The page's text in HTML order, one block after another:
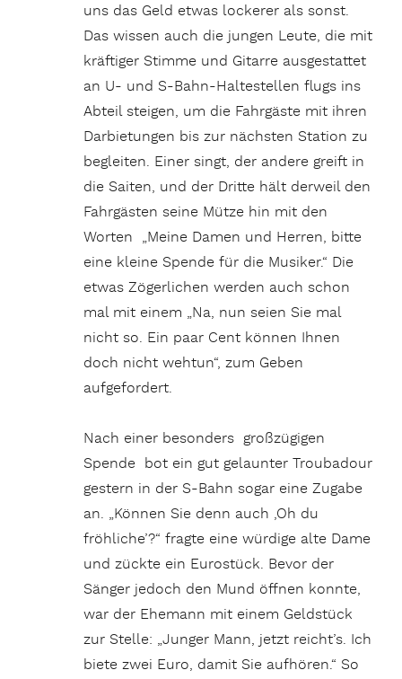
uns das Geld etwas lockerer als sonst.
Das wissen auch die jungen Leute, die mit
kräftiger Stimme und Gitarre ausgestattet
an U- und S-Bahn-Haltestellen flugs ins
Abteil steigen, um die Fahrgäste mit ihren
Darbietungen bis zur nächsten Station zu
begleiten. Einer singt, der andere greift in
die Saiten, und der Dritte hält derweil den
Fahrgästen seine Mütze hin mit den
Worten „Meine Damen und Herren, bitte
eine kleine Spende für die Musiker.“ Die
etwas Zögerlichen werden auch schon
mal mit einem „Na, nun seien Sie mal
nicht so. Ein paar Cent können Ihnen
doch nicht wehtun“, zum Geben
aufgefordert.
Nach einer besonders großzügigen
Spende bot ein gut gelaunter Troubadour
gestern in der S-Bahn sogar eine Zugabe
an. „Können Sie denn auch ‚Oh du
fröhliche’?“ fragte eine würdige alte Dame
und zückte ein Eurostück. Bevor der
Sänger jedoch den Mund öffnen konnte,
war der Ehemann mit einem Geldstück
zur Stelle: „Junger Mann, jetzt reicht’s. Ich
biete zwei Euro, damit Sie aufhören.“ So